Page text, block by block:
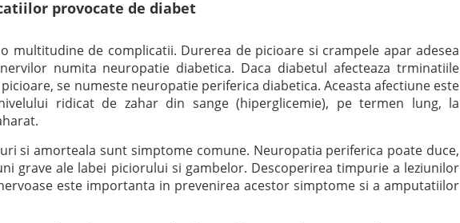
provocate de diabet
multitudine de complicatii. Durerea de picioare si crampele apar adesea
numita neuropatie diabetica. Daca diabetul afecteaza trminatiile
se numeste neuropatie periferica diabetica. Aceasta afectiune este
ridicat de zahar din sange (hiperglicemie), pe termen lung, la
si amorteala sunt simptome comune. Neuropatia periferica poate duce,
grave ale labei piciorului si gambelor. Descoperirea timpurie a leziunilor
este importanta in prevenirea acestor simptome si a amputatiilor